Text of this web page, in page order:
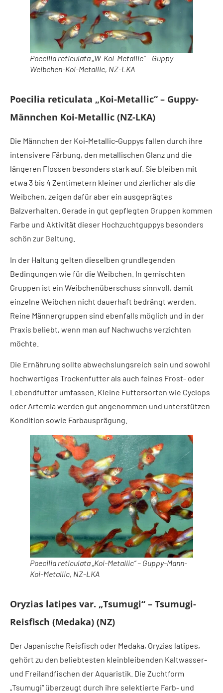
Poecilia reticulata „W-Koi-Metallic“ – Guppy-
Weibchen-Koi-Metallic, NZ-LKA
Poecilia reticulata „Koi-Metallic“ – Guppy-
Männchen Koi-Metallic (NZ-LKA)
Die Männchen der Koi-Metallic-Guppys fallen durch ihre
intensivere Färbung, den metallischen Glanz und die
längeren Flossen besonders stark auf. Sie bleiben mit
etwa 3 bis 4 Zentimetern kleiner und zierlicher als die
Weibchen, zeigen dafür aber ein ausgeprägtes
Balzverhalten. Gerade in gut gepflegten Gruppen kommen
Farbe und Aktivität dieser Hochzuchtguppys besonders
schön zur Geltung.
In der Haltung gelten dieselben grundlegenden
Bedingungen wie für die Weibchen. In gemischten
Gruppen ist ein Weibchenüberschuss sinnvoll, damit
einzelne Weibchen nicht dauerhaft bedrängt werden.
Reine Männergruppen sind ebenfalls möglich und in der
Praxis beliebt, wenn man auf Nachwuchs verzichten
möchte.
Die Ernährung sollte abwechslungsreich sein und sowohl
hochwertiges Trockenfutter als auch feines Frost- oder
Lebendfutter umfassen. Kleine Futtersorten wie Cyclops
oder Artemia werden gut angenommen und unterstützen
Kondition sowie Farbausprägung.
Poecilia reticulata „Koi-Metallic“ – Guppy-Mann-
Koi-Metallic, NZ-LKA
Oryzias latipes var. „Tsumugi“ – Tsumugi-
Reisfisch (Medaka) (NZ)
Der Japanische Reisfisch oder Medaka, Oryzias latipes,
gehört zu den beliebtesten kleinbleibenden Kaltwasser-
und Freilandfischen der Aquaristik. Die Zuchtform
„Tsumugi“ überzeugt durch ihre selektierte Farb- und